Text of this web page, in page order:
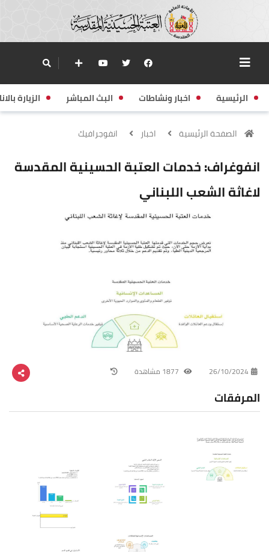
الرئيسية اخبار ونشاطات البث المباشر الزيارة
الصفحة الرئيسية اخبار انفوجرافيك
انفوغراف: خدمات العتبة الحسينية المقدسة
لاغاثة الشعب اللبناني
26/10/2024
المرفقات